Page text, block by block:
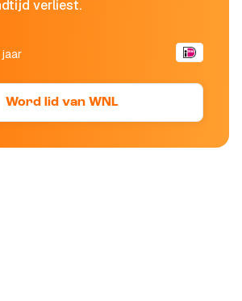
verliest.
Word lid van WNL